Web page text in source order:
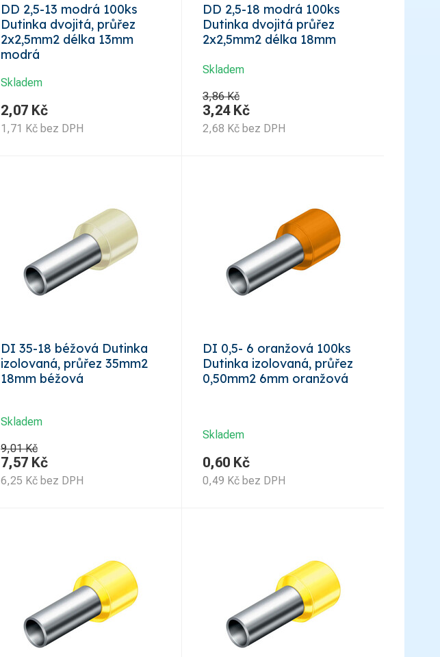
DD 2,5-13 modrá 100ks
Dutinka dvojitá, průřez
2x2,5mm2 délka 13mm
modrá
Skladem
2,07 Kč
1,71 Kč bez DPH
DD 2,5-18 modrá 100ks
Dutinka dvojitá průřez
2x2,5mm2 délka 18mm
Skladem
3,86 Kč
3,24Kč
2,68 Kč bez DPH
DI 35-18 béžová Dutinka
izolovaná, průřez 35mm2
18mm béžová
Skladem
9,01 Kč
7,57 Kč
6,25 Kč bez DPH
DI 0,5- 6 oranžová 100ks
Dutinka izolovaná, průřez
0,50mm2 6mm oranžová
Skladem
0,60 Kč
0,49 Kč bez DPH